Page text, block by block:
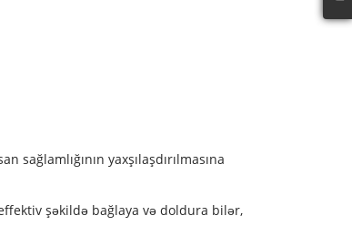
yaxşılaşdırılmasına
şəkildə bağlaya və doldura bilər,